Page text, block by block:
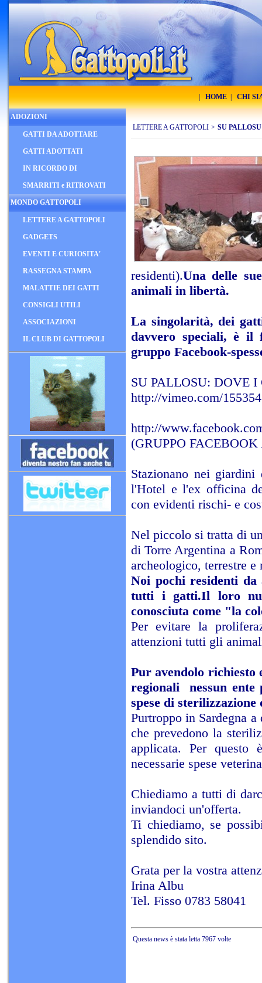
HOME CHI
ADOZIONI
GATTI DA ADOTTARE
GATTI ADOTTATI
IN RICORDO DI
SMARRITI e RITROVATI
MONDO GATTOPOLI
LETTERE A GATTOPOLI
GADGETS
EVENTI E CURIOSITA'
RASSEGNA STAMPA
MALATTIE DEI GATTI
CONSIGLI UTILI
ASSOCIAZIONI
IL CLUB DI GATTOPOLI
LETTERE A GATTOPOLI > SU
residenti).Una delle
animali in libertà.
La singolarità, dei
davvero speciali, è il
gruppo Facebook-
SU PALLOSU: DOVE
http://vimeo.com/
http://
(GRUPPO
Stazionano nei
l'Hotel e l'ex officina
con evidenti rischi- e
Nel piccolo si tratta di
di Torre Argentina a
archeologico, terrestre e
Noi pochi residenti da
tutti i gatti.Il loro
conosciuta come "la
Per evitare la
attenzioni tutti gli
Pur avendolo richiesto
regionali nessun ente
spese di sterilizzazione
Purtroppo in Sardegna
che prevedono la
applicata. Per
necessarie spese
Chiediamo a tutti di
inviandoci un'offerta.
Ti chiediamo, se
splendido sito.
Grata per la vostra
Irina Albu
Tel. Fisso 0783 58041
Questa news è stata letta 7967 volte